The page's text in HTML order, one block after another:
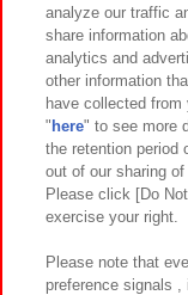
イベント・キャ
関連会社
プライバシーポリシ
お取引先さ
カスタマーハラスメン
analyze our traffic
share information
analytics and
other information
have collected
" here" to see more
the retention period
out of our sharing
Please click [Do
exercise your right.
Please note that
preference signals